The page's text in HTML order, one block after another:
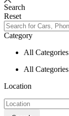
Search
Reset
Category
All Categories
All Categories
Location